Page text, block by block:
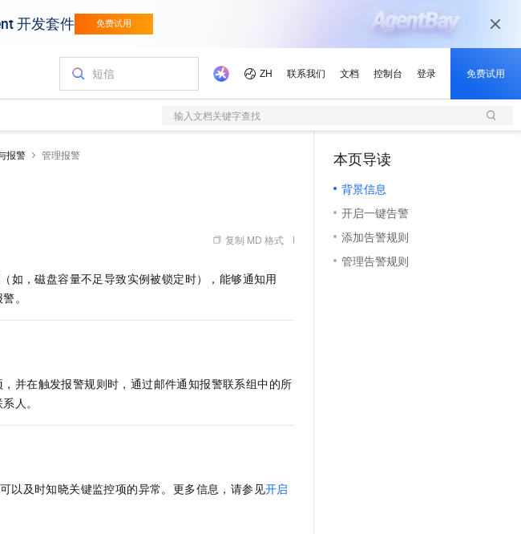
输入文档关键字查找
报警 管理报警
复制 MD 格式
如，磁盘容量不足导致实例被锁定时），能够通知用
。
并在触发报警规则时，通过邮件通知报警联系组中的所
人。
以及时知晓关键监控项的异常。更多信息，请参见开启
本页导读
背景信息
开启一键告警
添加告警规则
管理告警规则